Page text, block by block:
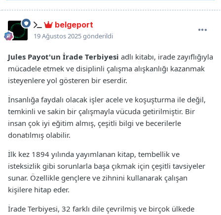
belgeport
19 Ağustos 2025gönderildi
Jules Payot'un İrade Terbiyesi adlı kitabı, irade zayıflığıyla
mücadele etmek ve disiplinli çalışma alışkanlığı kazanmak
isteyenlere yol gösteren bir eserdir.
İnsanlığa faydalı olacak işler acele ve koşuşturma ile değil,
temkinli ve sakin bir çalışmayla vücuda getirilmiştir. Bir
insan çok iyi eğitim almış, çeşitli bilgi ve becerilerle
donatılmış olabilir.
İlk kez 1894 yılında yayımlanan kitap, tembellik ve
isteksizlik gibi sorunlarla başa çıkmak için çeşitli tavsiyeler
sunar. Özellikle gençlere ve zihnini kullanarak çalışan
kişilere hitap eder.
İrade Terbiyesi, 32 farklı dile çevrilmiş ve birçok ülkede